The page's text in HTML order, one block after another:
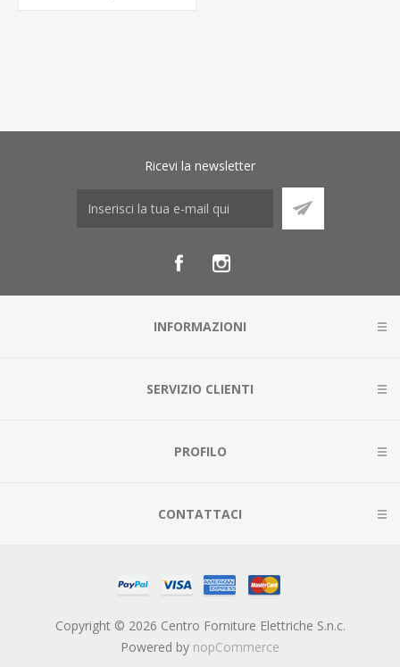
Ricevi la newsletter
INFORMAZIONI
SERVIZIO CLIENTI
PROFILO
CONTATTACI
Copyright © 2026 Centro Forniture Elettriche S.n.c.
Powered by nopCommerce